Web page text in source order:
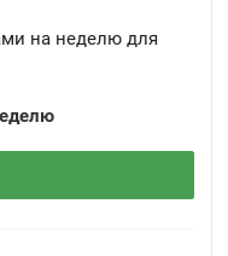
на неделю для